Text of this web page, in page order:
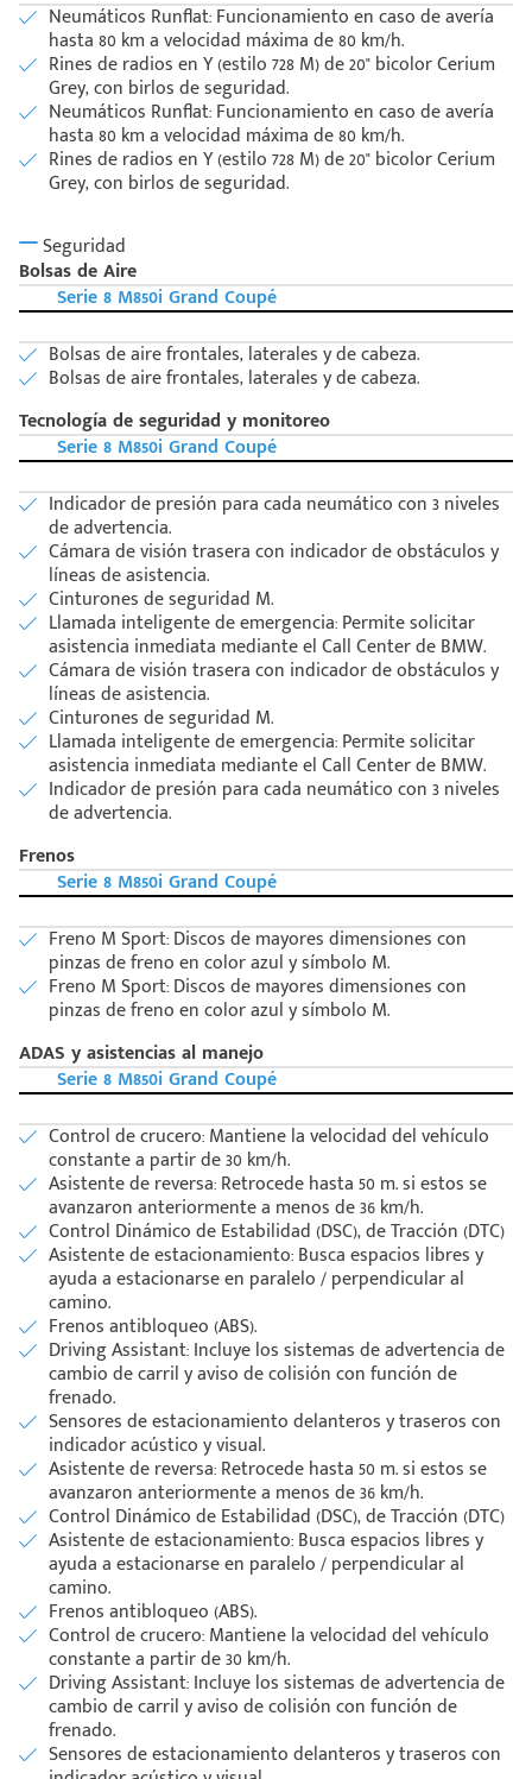
Neumáticos Runflat: Funcionamiento en caso de avería
hasta 80 km a velocidad máxima de 80 km/h.
Rines de radios en Y (estilo 728 M) de 20" bicolor Cerium
Grey, con birlos de seguridad.
Neumáticos Runflat: Funcionamiento en caso de avería
hasta 80 km a velocidad máxima de 80 km/h.
Rines de radios en Y (estilo 728 M) de 20" bicolor Cerium
Grey, con birlos de seguridad.
Seguridad
Bolsas de Aire
Serie 8 M850i Grand Coupé
Bolsas de aire frontales, laterales y de cabeza.
Bolsas de aire frontales, laterales y de cabeza.
Tecnología de seguridad y monitoreo
Serie 8 M850i Grand Coupé
Indicador de presión para cada neumático con 3 niveles
de advertencia.
Cámara de visión trasera con indicador de obstáculos y
líneas de asistencia.
Cinturones de seguridad M.
Llamada inteligente de emergencia: Permite solicitar
asistencia inmediata mediante el Call Center de BMW.
Cámara de visión trasera con indicador de obstáculos y
líneas de asistencia.
Cinturones de seguridad M.
Llamada inteligente de emergencia: Permite solicitar
asistencia inmediata mediante el Call Center de BMW.
Indicador de presión para cada neumático con 3 niveles
de advertencia.
Frenos
Serie 8 M850i Grand Coupé
Freno M Sport: Discos de mayores dimensiones con
pinzas de freno en color azul y símbolo M.
Freno M Sport: Discos de mayores dimensiones con
pinzas de freno en color azul y símbolo M.
ADAS y asistencias al manejo
Serie 8 M850i Grand Coupé
Control de crucero: Mantiene la velocidad del vehículo
constante a partir de 30 km/h.
Asistente de reversa: Retrocede hasta 50 m. si estos se
avanzaron anteriormente a menos de 36 km/h.
Control Dinámico de Estabilidad (DSC), de Tracción (DTC)
Asistente de estacionamiento: Busca espacios libres y
ayuda a estacionarse en paralelo / perpendicular al
camino.
Frenos antibloqueo (ABS).
Driving Assistant: Incluye los sistemas de advertencia de
cambio de carril y aviso de colisión con función de
frenado.
Sensores de estacionamiento delanteros y traseros con
indicador acústico y visual.
Asistente de reversa: Retrocede hasta 50 m. si estos se
avanzaron anteriormente a menos de 36 km/h.
Control Dinámico de Estabilidad (DSC), de Tracción (DTC)
Asistente de estacionamiento: Busca espacios libres y
ayuda a estacionarse en paralelo / perpendicular al
camino.
Frenos antibloqueo (ABS).
Control de crucero: Mantiene la velocidad del vehículo
constante a partir de 30 km/h.
Driving Assistant: Incluye los sistemas de advertencia de
cambio de carril y aviso de colisión con función de
frenado.
Sensores de estacionamiento delanteros y traseros con